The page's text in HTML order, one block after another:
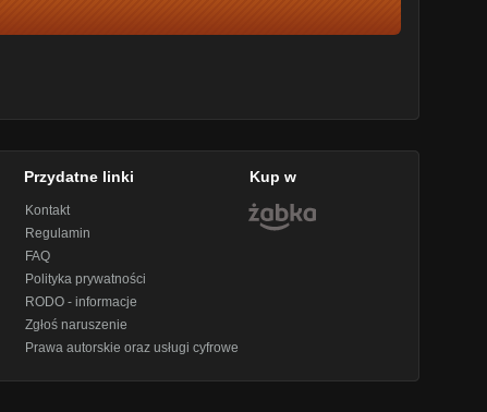
Przydatne linki
Kontakt
Regulamin
FAQ
Polityka prywatności
RODO - informacje
Zgłoś naruszenie
Prawa autorskie oraz usługi cyfrowe
Kup w